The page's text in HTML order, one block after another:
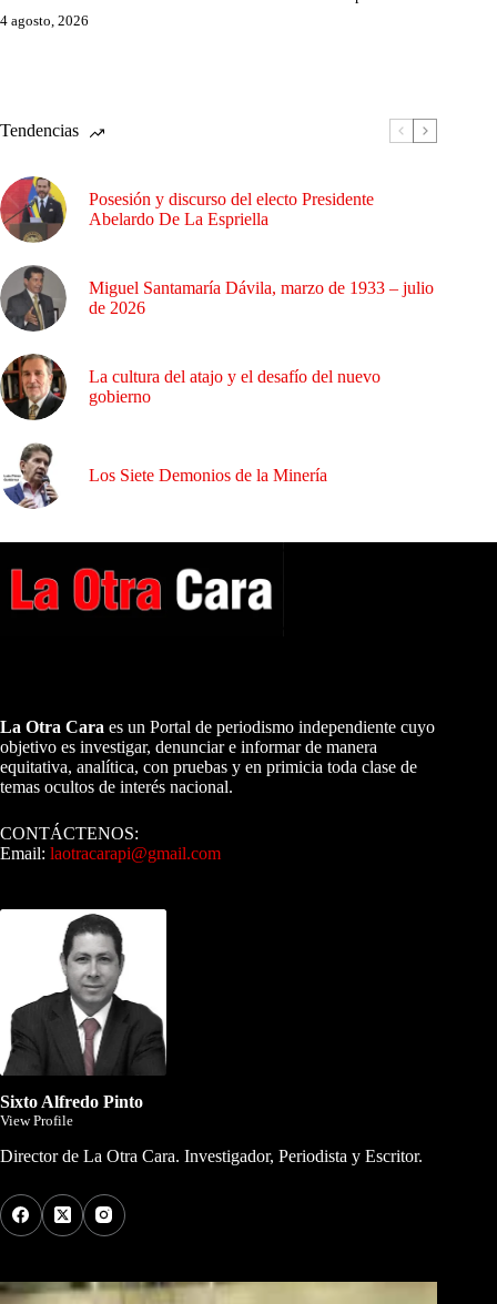
4 agosto, 2026
Tendencias
Posesión y discurso del electo Presidente
Abelardo De La Espriella
Miguel Santamaría Dávila, marzo de 1933 – julio
de 2026
La cultura del atajo y el desafío del nuevo
gobierno
Los Siete Demonios de la Minería
La Otra Cara es un Portal de periodismo independiente cuyo
objetivo es investigar, denunciar e informar de manera
equitativa, analítica, con pruebas y en primicia toda clase de
temas ocultos de interés nacional.
CONTÁCTENOS:
Email: laotracarapi@gmail.com
Sixto Alfredo Pinto
View Profile
Director de La Otra Cara. Investigador, Periodista y Escritor.